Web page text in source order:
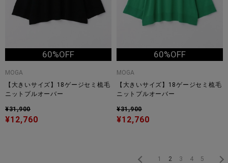
60%OFF
MOGA
【大きいサイズ】18ゲージセミ梳毛
ニットプルオーバー
¥31,900
¥12,760
60%OFF
MOGA
【大きいサイズ】18ゲージセミ梳毛
ニットプルオーバー
¥31,900
¥12,760
1 2 3 4 5